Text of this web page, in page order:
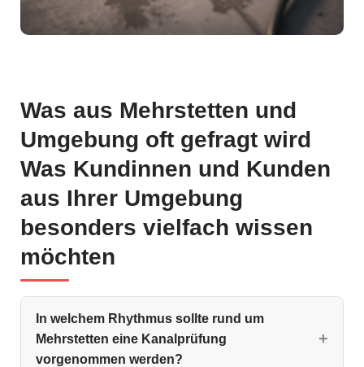
Was aus Mehrstetten und
Umgebung oft gefragt wird
Was Kundinnen und Kunden
aus Ihrer Umgebung
besonders vielfach wissen
möchten
In welchem Rhythmus sollte rund um
Mehrstetten eine Kanalprüfung
vorgenommen werden?